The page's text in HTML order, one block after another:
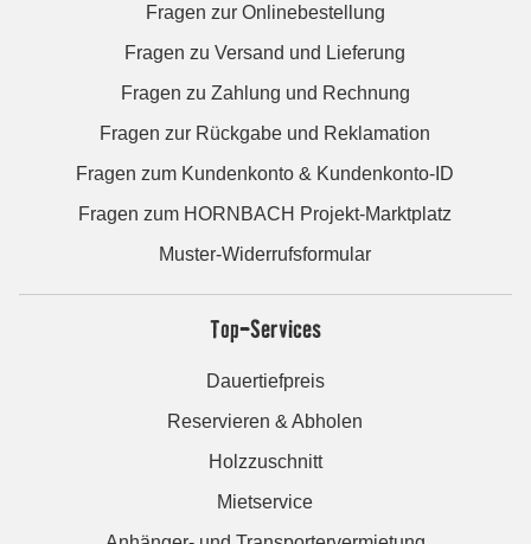
Fragen zur Onlinebestellung
Fragen zu Versand und Lieferung
Fragen zu Zahlung und Rechnung
Fragen zur Rückgabe und Reklamation
Fragen zum Kundenkonto & Kundenkonto-ID
Fragen zum HORNBACH Projekt-Marktplatz
Muster-Widerrufsformular
Top-Services
Dauertiefpreis
Reservieren & Abholen
Holzzuschnitt
Mietservice